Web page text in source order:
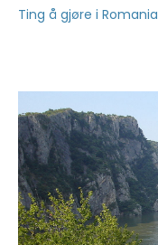
Ting å gjøre i Romania